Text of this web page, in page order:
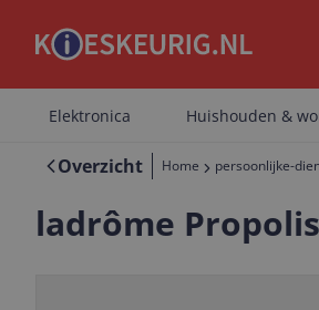
Elektronica Huishouden &
Overzicht Home persoonlijke-
ladrôme